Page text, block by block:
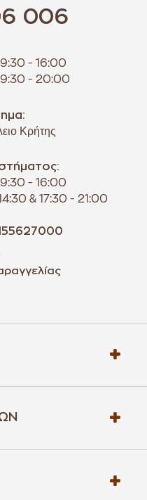
006
- 16:00
- 20:00
Κρήτης
- 16:00
& 17:30 - 21:00